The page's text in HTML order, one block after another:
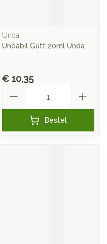
Unda
Undabil Gutt 20ml Unda
€ 10,35
Bestel